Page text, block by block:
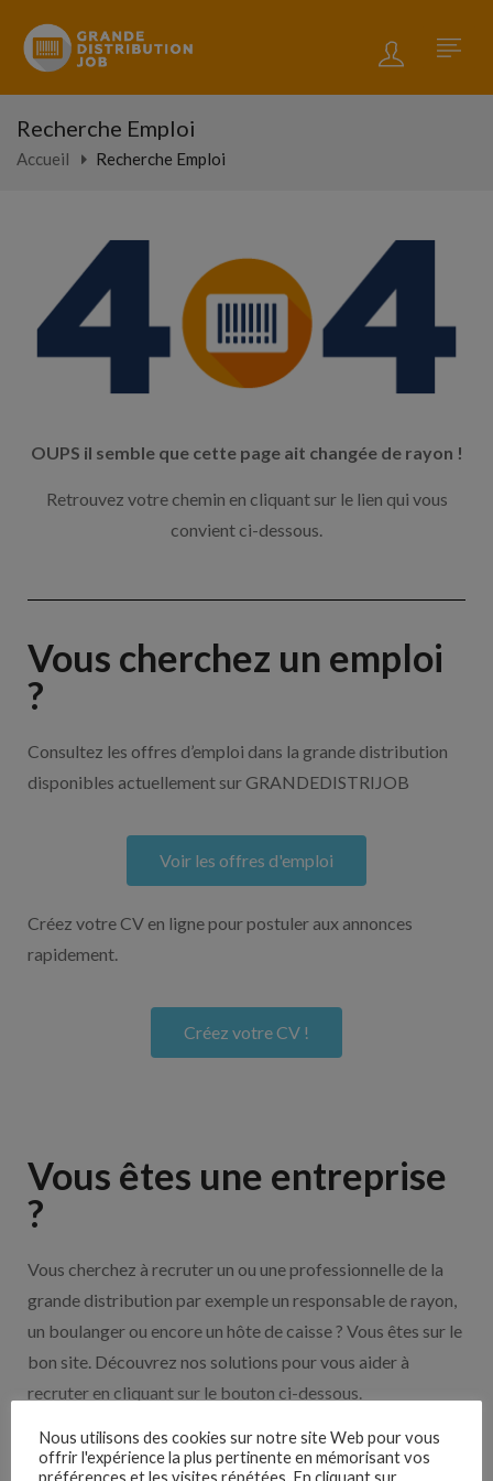
Recherche Emploi
Accueil Recherche Emploi
OUPS il semble que cette page ait changée de rayon !
Retrouvez votre chemin en cliquant sur le lien qui vous
convient ci-dessous.
Vous cherchez un emploi
?
Consultez les offres d’emploi dans la grande distribution
disponibles actuellement sur GRANDEDISTRIJOB
Voir les offres d'emploi
Créez votre CV en ligne pour postuler aux annonces
rapidement.
Créez votre CV !
Vous êtes une entreprise
?
Vous cherchez à recruter un ou une professionnelle de la
grande distribution par exemple un responsable de rayon,
un boulanger ou encore un hôte de caisse ? Vous êtes sur le
bon site. Découvrez nos solutions pour vous aider à
recruter en cliquant sur le bouton ci-dessous.
Nos solutions entreprises
Nous utilisons des cookies sur notre site Web pour vous
offrir l'expérience la plus pertinente en mémorisant vos
préférences et les visites répétées. En cliquant sur